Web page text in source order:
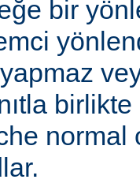
bir
normal